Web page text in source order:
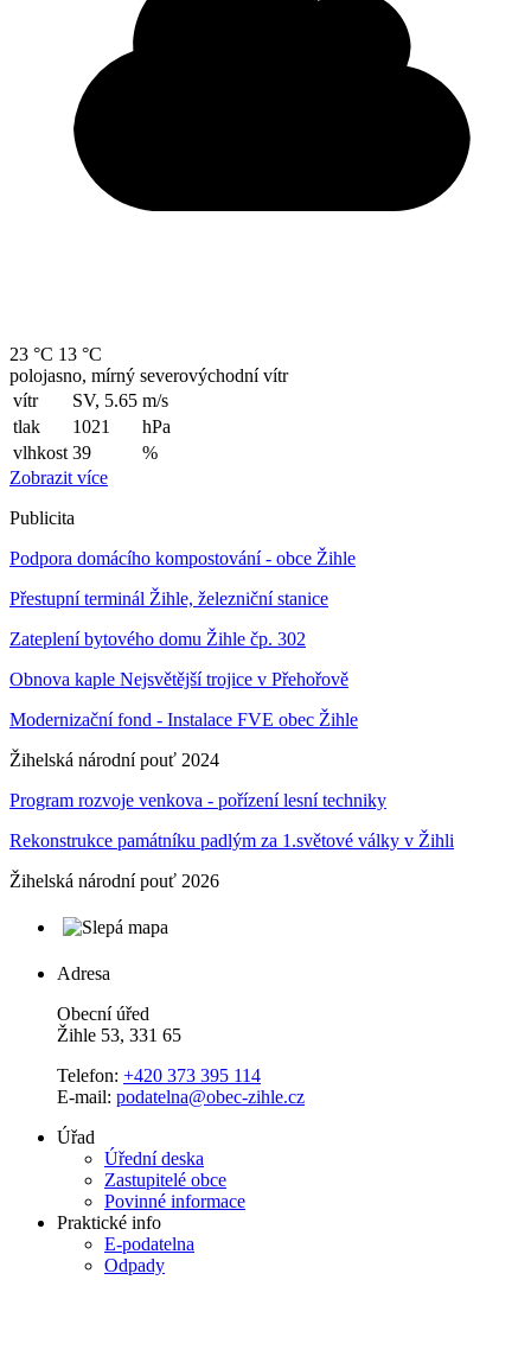
23 °C 13 °C
polojasno, mírný severovýchodní vítr
vítr
SV, 5.65 m/s
tlak
1021
hPa
vlhkost 39
%
Zobrazit více
Publicita
Podpora domácího kompostování - obce Žihle
Přestupní terminál Žihle, železniční stanice
Zateplení bytového domu Žihle čp. 302
Obnova kaple Nejsvětější trojice v Přehořově
Modernizační fond - Instalace FVE obec Žihle
Žihelská národní pouť 2024
Program rozvoje venkova - pořízení lesní techniky
Rekonstrukce památníku padlým za 1.světové války v Žihli
Žihelská národní pouť 2026
Adresa
Obecní úřed
Žihle 53, 331 65
Telefon: +420 373 395 114
E-mail: podatelna@obec-zihle.cz
Úřad
Úřední deska
Zastupitelé obce
Povinné informace
Praktické info
E-podatelna
Odpady